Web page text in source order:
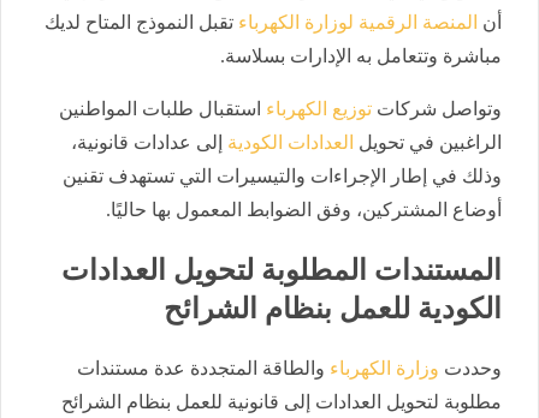
أن المنصة الرقمية لوزارة الكهرباء تقبل النموذج المتاح لديك
مباشرة وتتعامل به الإدارات بسلاسة.
وتواصل شركات توزيع الكهرباء استقبال طلبات المواطنين
الراغبين في تحويل العدادات الكودية إلى عدادات قانونية،
وذلك في إطار الإجراءات والتيسيرات التي تستهدف تقنين
أوضاع المشتركين، وفق الضوابط المعمول بها حاليًا.
المستندات المطلوبة لتحويل العدادات
الكودية للعمل بنظام الشرائح
وحددت وزارة الكهرباء والطاقة المتجددة عدة مستندات
مطلوبة لتحويل العدادات إلى قانونية للعمل بنظام الشرائح